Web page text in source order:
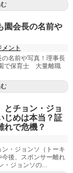
園会長の名前や
メント
名前や写真！理事長
で保育士 大量離職
とチョン・ジョ
じめは本当？証
れで危機？
・ジョンソ（トーキ
今後、スポンサー離れ
・ジョンソの...